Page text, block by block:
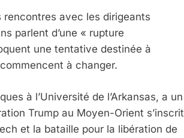
avec les dirigeants
parlent d’une « rupture
une tentative destinée à
à changer.
à l’Université de l’Arkansas, a un
Trump au Moyen-Orient s’inscrit
et la bataille pour la libération de